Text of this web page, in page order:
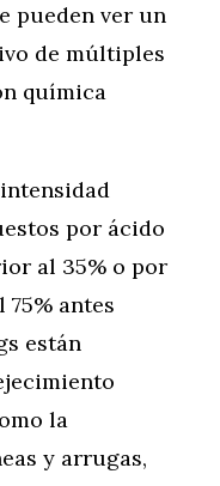
pueden ver un
de múltiples
química
por ácido
al 35% o por
antes
están
la
y arrugas,